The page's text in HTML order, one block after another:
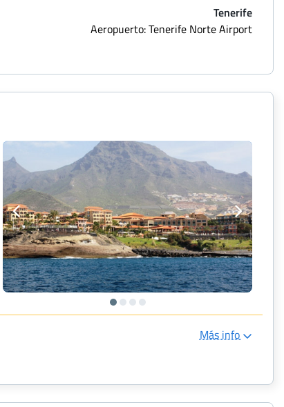
Tenerife
Aeropuerto: Tenerife Norte Airport
Más info